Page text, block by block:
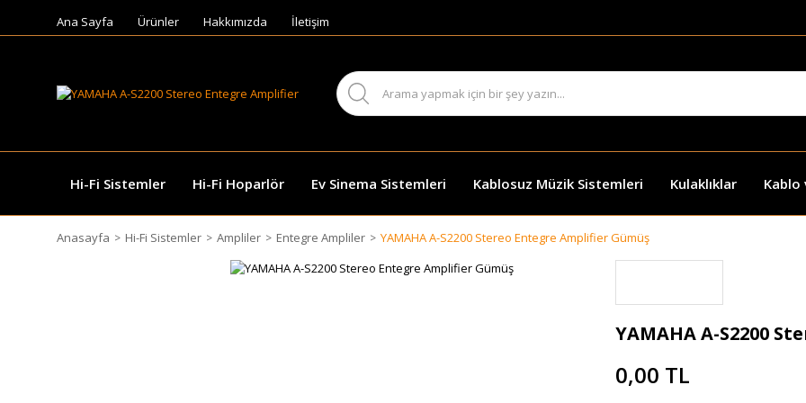
Ana Sayfa Ürünler Hakkımızda İletişim
Hi-Fi Sistemler Hi-Fi Hoparlör Ev Sinema Sistemleri Kablosuz Müzik Sistemleri Kulaklıklar Kablo
Anasayfa Hi-Fi Sistemler Ampliler Entegre Ampliler YAMAHA A-S2200 Stereo Entegre Amplifier Gümüş
YAMAHA A-S2200
0,00 TL